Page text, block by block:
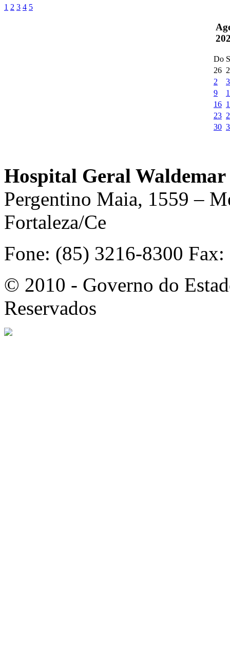
1 2 3 4 5
Do
26
2
3
9
16
23
30
Hospital Geral
Pergentino Maia, 1559 –
Fortaleza/Ce
Fone: (85) 3216-8300
© 2010 - Governo do
Reservados